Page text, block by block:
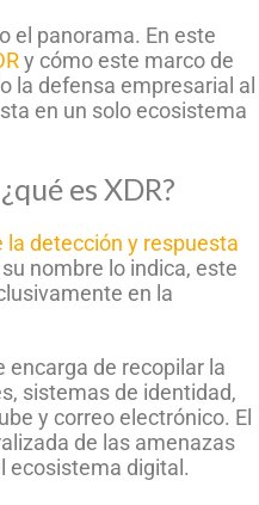
el panorama. En este
y cómo este marco de
la defensa empresarial al
en un solo ecosistema
es XDR?
la detección y respuesta
nombre lo indica, este
en la
encarga de recopilar la
sistemas de identidad,
y correo electrónico. El
de las amenazas
ecosistema digital.